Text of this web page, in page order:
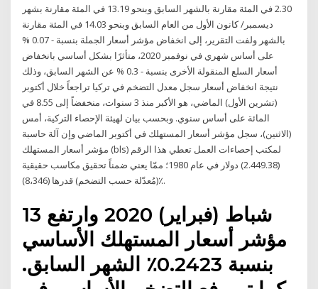
2.30 في المئة مقارنة بالشهر السابق وبنحو 13.19 في المئة مقارنة بشهر
ديسمبر/ كانون الأول من العام السابق وبنحو 14.03 في المئة مقارنة
بالشهر ولفت التقرير، إلى انخفاض مؤشر أسعار الجملة بنسبة - 0.07 %
على أساس شهري في نوفمبر 2020، متأثرًا بشكل أساسي بانخفاض
أسعار السلع المنقولة الأخرى بنسبة - 0.3 % عن الشهر السابق، وذلك
نتيجة انخفاض أسعار سجل معدل التضخم في تركيا تراجعاً خلال أكتوبر
(تشرين الأول) الماضي، هو الأكبر منذ 3 سنوات، منخفضاً إلى 8.55 في
المائة على أساس سنوي. وبحسب بيان لهيئة الإحصاء التركية، أمس
(الاثنين)، سجل مؤشر أسعار المستهلك في أكتوبر الماضي وإن آلة حاسبة
مؤشر أسعار المستهلك (bls) لمكتب إحصاءات العمل تعطي هذا الرقم
(2.449.38) دولار في عام 1980؛ ممّا يعني ضمناً تحقيق مكاسب حقيقية
(مُعدّلة حسب التضخم) قدرها (8،346)٪.
13 شباط (فبراير) 2020 وارتفع
مؤشر أسعار المستهلك الأساسي
بنسبة 0.2423٪ الشهر السابق.